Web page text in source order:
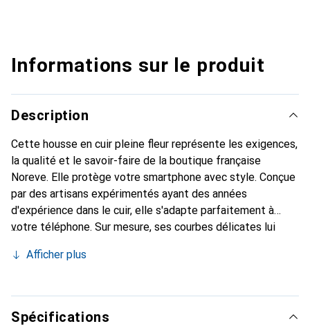
Informations sur le produit
Description
Cette housse en cuir pleine fleur représente les exigences,
la qualité et le savoir-faire de la boutique française
Noreve. Elle protège votre smartphone avec style. Conçue
par des artisans expérimentés ayant des années
d'expérience dans le cuir, elle s'adapte parfaitement à
votre téléphone. Sur mesure, ses courbes délicates lui
l'accessoire chic et indispensable pour votre smartphone.
haute qualité, la marque Noreve est un choix fiable pour
une clientèle exigeante.
Afficher plus
Spécifications